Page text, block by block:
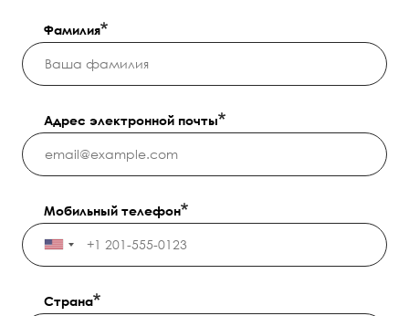
Фамилия
Адрес электронной почты
Мобильный телефон
Страна